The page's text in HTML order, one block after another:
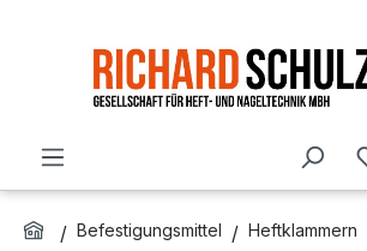
Befestigungsmittel Heftklammern